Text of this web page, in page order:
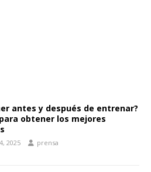
antes y después de entrenar?
obtener los mejores
2025 prensa